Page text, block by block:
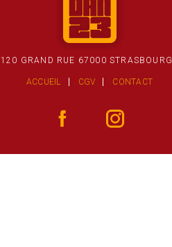
120 GRAND RUE 67000 STRASBOURG
ACCUEIL CGV CONTACT